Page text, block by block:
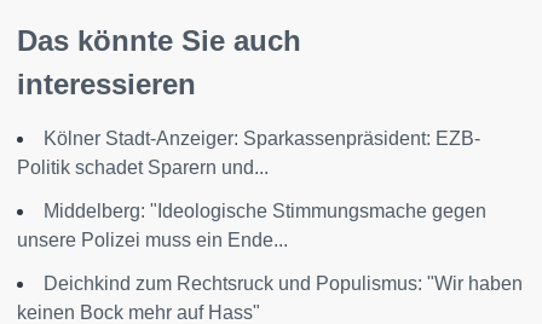
Das könnte Sie auch
interessieren
Kölner Stadt-Anzeiger: Sparkassenpräsident: EZB-
Politik schadet Sparern und...
Middelberg: "Ideologische Stimmungsmache gegen
unsere Polizei muss ein Ende...
Deichkind zum Rechtsruck und Populismus: "Wir haben
keinen Bock mehr auf Hass"